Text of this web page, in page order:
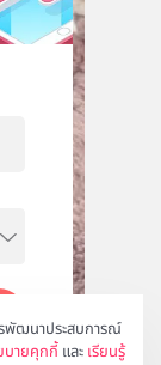
พัฒนาประสบการณ์
บายคุกกี้ และ เรียนรู้